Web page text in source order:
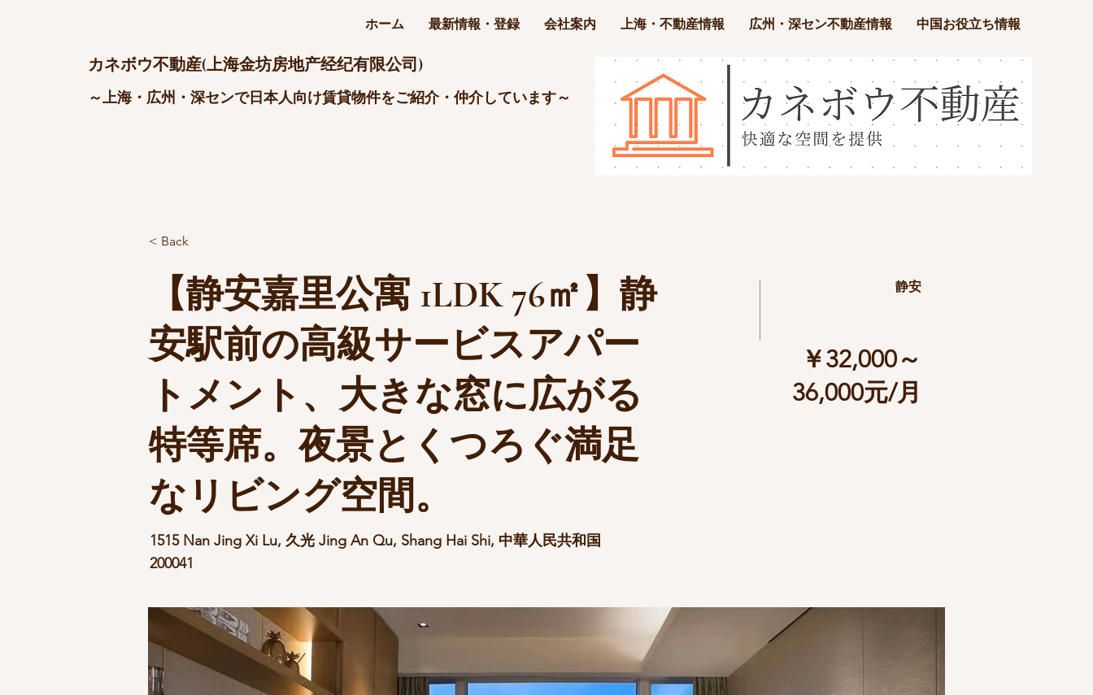
カネボウ不動産(上海金坊房地产经纪有限公司)
～上海・広州・深センで日本人向け賃貸物件をご紹介・仲介しています～
ホーム 最新情報・登録 会社案内 上海・不動産情報 広州・深セン不動産情報 中国お役立ち情報
< Back
【静安嘉里公寓 1LDK 76㎡】静
安駅前の高級サービスアパー
トメント、大きな窓に広がる
特等席。夜景とくつろぐ満足
なリビング空間。
1515 Nan Jing Xi Lu, 久光 Jing An Qu, Shang Hai Shi, 中華人民共和国
200041
静安
￥32,000～
36,000元/月